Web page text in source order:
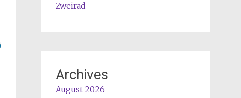
Zweirad
Archives
August 2026